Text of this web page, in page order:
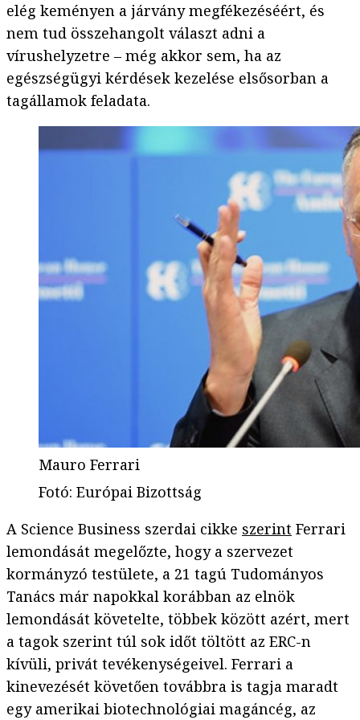
elég keményen a járvány megfékezéséért, és
nem tud összehangolt választ adni a
vírushelyzetre – még akkor sem, ha az
egészségügyi kérdések kezelése elsősorban a
tagállamok feladata.
Mauro Ferrari
Fotó: Európai Bizottság
A Science Business szerdai cikke szerint Ferrari
lemondását megelőzte, hogy a szervezet
kormányzó testülete, a 21 tagú Tudományos
Tanács már napokkal korábban az elnök
lemondását követelte, többek között azért, mert
a tagok szerint túl sok időt töltött az ERC-n
kívüli, privát tevékenységeivel. Ferrari a
kinevezését követően továbbra is tagja maradt
egy amerikai biotechnológiai magáncég, az